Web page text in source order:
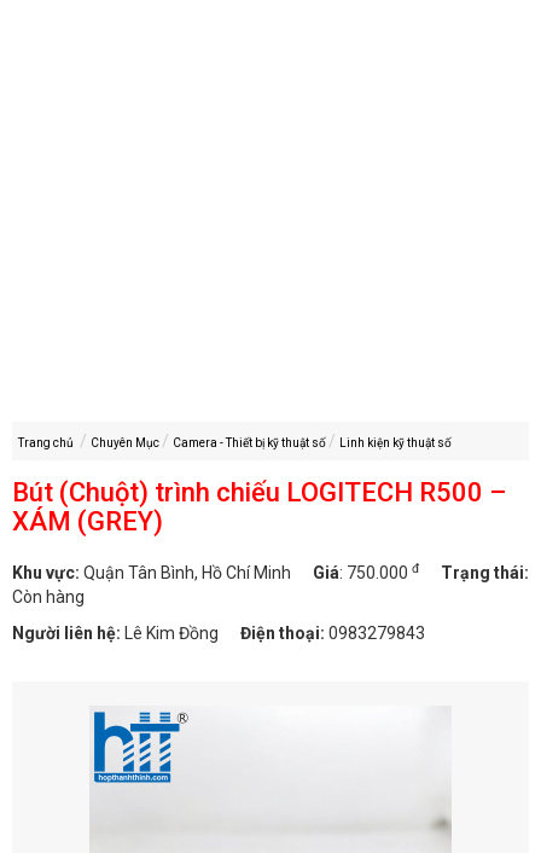
Trang chủ Chuyên Mục Camera - Thiết bị kỹ thuật số Linh kiện kỹ thuật số
Bút (Chuột) trình chiếu LOGITECH R500 –
XÁM (GREY)
Khu vực: Quận Tân Bình, Hồ Chí Minh Giá: 750.000 đ
Trạng thái:
Còn hàng
Người liên hệ: Lê Kim Đồng Điện thoại: 0983279843